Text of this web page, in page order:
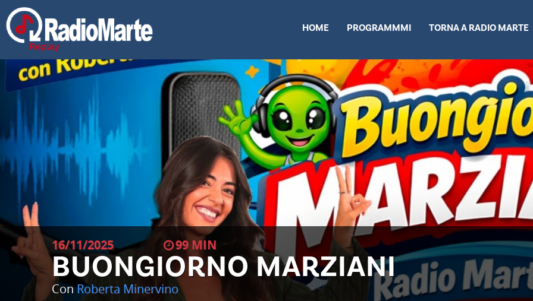
HOME PROGRAMMMI TORNA A RADIO MARTE
16/11/2025 99
BUONGIORNO MARZIANI
ConRoberta Minervino